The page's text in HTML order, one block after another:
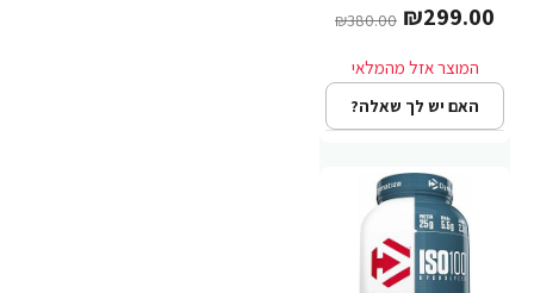
מבית Dymatize₪299.00
₪380.00
האם יש לך שאלה?